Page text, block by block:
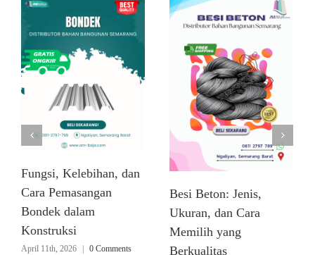
Fungsi, Kelebihan, dan
Cara Pemasangan
Bondek dalam
Konstruksi
April 11th, 2026 0 Comments
Besi Beton: Jenis,
Ukuran, dan Cara
Memilih yang
Berkualitas